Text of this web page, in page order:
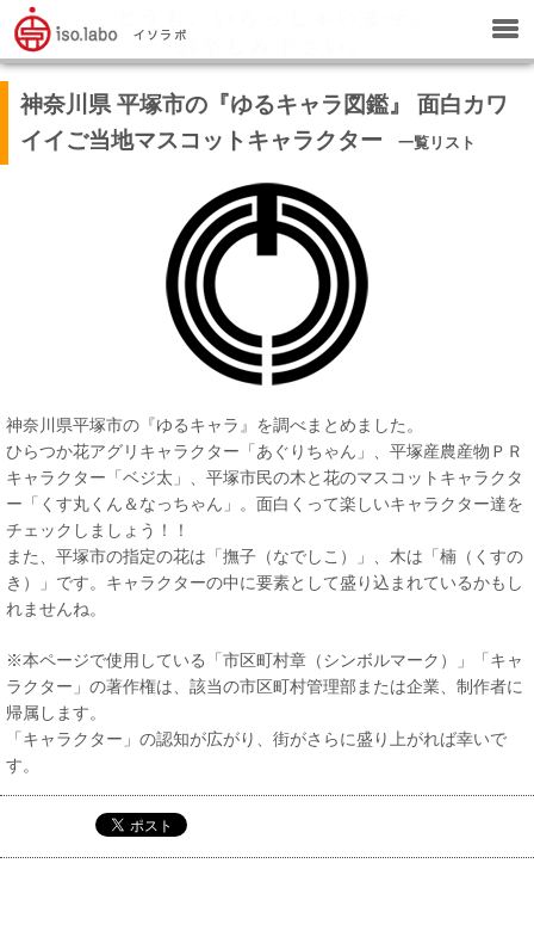
神奈川県 平塚市の『ゆるキャラ図鑑』 面白カワ
イイご当地マスコットキャラクター
一覧リスト
神奈川県平塚市の『ゆるキャラ』を調べまとめました。
ひらつか花アグリキャラクター「あぐりちゃん」、平塚産農産物ＰＲ
キャラクター「ベジ太」、平塚市民の木と花のマスコットキャラクタ
ー「くす丸くん＆なっちゃん」。面白くって楽しいキャラクター達を
チェックしましょう！！
また、平塚市の指定の花は「撫子（なでしこ）」、木は「楠（くすの
き）」です。キャラクターの中に要素として盛り込まれているかもし
れませんね。
※本ページで使用している「市区町村章（シンボルマーク）」「キャ
ラクター」の著作権は、該当の市区町村管理部または企業、制作者に
帰属します。
「キャラクター」の認知が広がり、街がさらに盛り上がれば幸いで
す。